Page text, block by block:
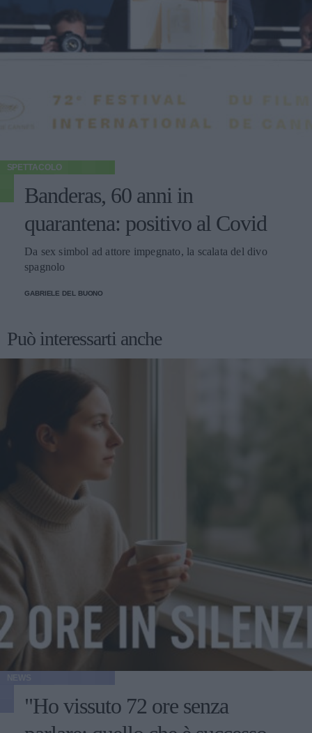
SPETTACOLO
Banderas, 60 anni in
quarantena: positivo al Covid
Da sex simbol ad attore impegnato, la scalata del divo
spagnolo
GABRIELE DEL BUONO
Può interessarti anche
"Ho vissuto 72 ore senza